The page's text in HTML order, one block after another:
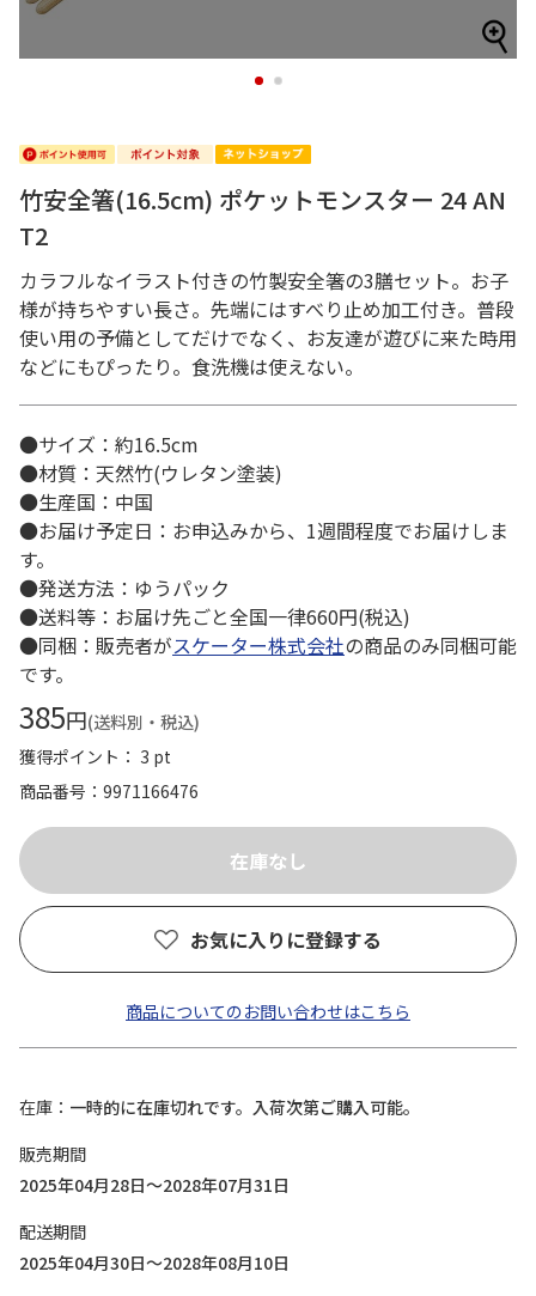
1 2
竹安全箸(16.5cm) ポケットモンスター 24 AN
T2
カラフルなイラスト付きの竹製安全箸の3膳セット。お子
様が持ちやすい長さ。先端にはすべり止め加工付き。普段
使い用の予備としてだけでなく、お友達が遊びに来た時用
などにもぴったり。食洗機は使えない。
●サイズ：約16.5cm
●材質：天然竹(ウレタン塗装)
●生産国：中国
●お届け予定日：お申込みから、1週間程度でお届けしま
す。
●発送方法：ゆうパック
●送料等：お届け先ごと全国一律660円(税込)
●同梱：販売者がスケーター株式会社の商品のみ同梱可能
です。
385円(送料別・税込)
獲得ポイント： 3 pt
商品番号
9971166476
お気に入りに登録する
商品についてのお問い合わせはこちら
在庫
一時的に在庫切れです。入荷次第ご購入可能。
販売期間
2025年04月28日～2028年07月31日
配送期間
2025年04月30日～2028年08月10日